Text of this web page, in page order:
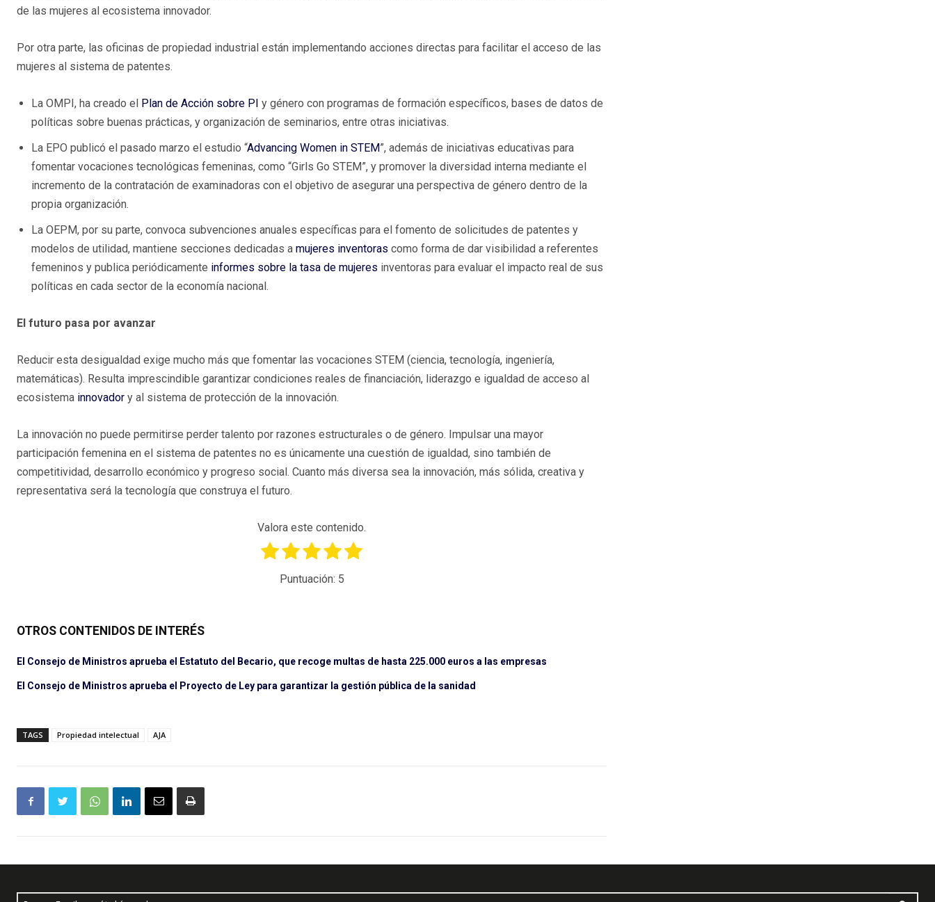
de las mujeres al ecosistema innovador.
Por otra parte, las oficinas de propiedad industrial están implementando acciones directas para facilitar el acceso de las
mujeres al sistema de patentes.
La OMPI, ha creado el Plan de Acción sobre PI y género con programas de formación específicos, bases de datos de
políticas sobre buenas prácticas, y organización de seminarios, entre otras iniciativas.
La EPO publicó el pasado marzo el estudio “Advancing Women in STEM”, además de iniciativas educativas para
fomentar vocaciones tecnológicas femeninas, como “Girls Go STEM”, y promover la diversidad interna mediante el
incremento de la contratación de examinadoras con el objetivo de asegurar una perspectiva de género dentro de la
propia organización.
La OEPM, por su parte, convoca subvenciones anuales específicas para el fomento de solicitudes de patentes y
modelos de utilidad, mantiene secciones dedicadas a mujeres inventoras como forma de dar visibilidad a referentes
femeninos y publica periódicamente informes sobre la tasa de mujeres inventoras para evaluar el impacto real de sus
políticas en cada sector de la economía nacional.
El futuro pasa por avanzar
Reducir esta desigualdad exige mucho más que fomentar las vocaciones STEM (ciencia, tecnología, ingeniería,
matemáticas). Resulta imprescindible garantizar condiciones reales de financiación, liderazgo e igualdad de acceso al
ecosistema innovador y al sistema de protección de la innovación.
La innovación no puede permitirse perder talento por razones estructurales o de género. Impulsar una mayor
participación femenina en el sistema de patentes no es únicamente una cuestión de igualdad, sino también de
competitividad, desarrollo económico y progreso social. Cuanto más diversa sea la innovación, más sólida, creativa y
representativa será la tecnología que construya el futuro.
Valora este contenido.
Puntuación: 5
OTROS CONTENIDOS DE INTERÉS
El Consejo de Ministros aprueba el Estatuto del Becario, que recoge multas de hasta 225.000 euros a las empresas
El Consejo de Ministros aprueba el Proyecto de Ley para garantizar la gestión pública de la sanidad
TAGS Propiedad intelectual AJA